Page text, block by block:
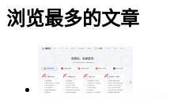
浏览最多的文章